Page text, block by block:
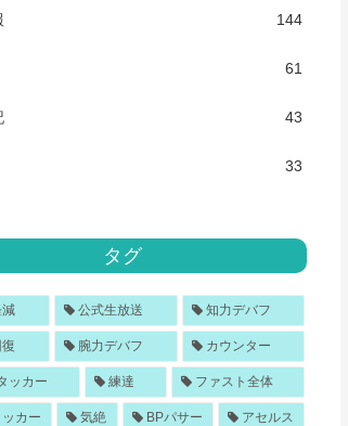
144
61
43
33
タグ
公式生放送 知力デバフ
腕力デバフ カウンター
ッカー 練達 ファスト全体
カー 気絶 BPパサー アセルス